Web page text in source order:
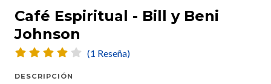
Café Espiritual - Bill y Beni
Johnson
(1 Reseña)
DESCRIPCIÓN